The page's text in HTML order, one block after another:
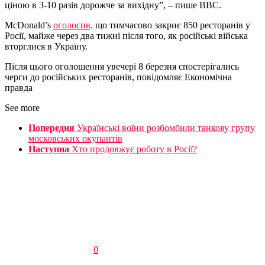
ціною в 3-10 разів дорожче за вихідну”, – пише BBC.
McDonald’s оголосив, що тимчасово закриє 850 ресторанів у
Росії, майже через два тижні після того, як російські війська
вторглися в Україну.
Після цього оголошення увечері 8 березня спостерігались
черги до російських ресторанів, повідомляє Економічна
правда
See more
Попередня Українські воїни розбомбили танкову групу
московських окупантів
Наступна Хто продовжує роботу в Росії?
0